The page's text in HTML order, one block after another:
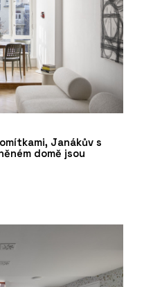
Janákův s
domě jsou